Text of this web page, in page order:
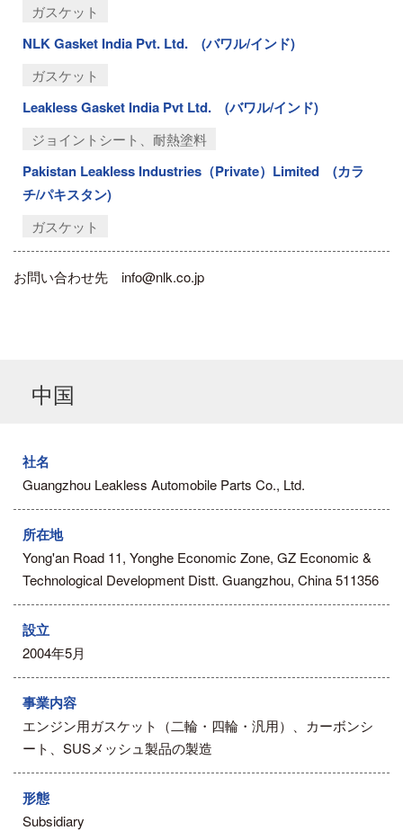
ガスケット
NLK Gasket India Pvt. Ltd. (バワル/インド)
ガスケット
Leakless Gasket India Pvt Ltd. (バワル/インド)
ジョイントシート、耐熱塗料
Pakistan Leakless Industries（Private）Limited (カラ
チ/パキスタン)
ガスケット
お問い合わせ先 info@nlk.co.jp
中国
社名
Guangzhou Leakless Automobile Parts Co., Ltd.
所在地
Yong'an Road 11, Yonghe Economic Zone, GZ Economic &
Technological Development Distt. Guangzhou, China 511356
設立
2004年5月
事業内容
エンジン用ガスケット（二輪・四輪・汎用）、カーボンシ
ート、SUSメッシュ製品の製造
形態
Subsidiary